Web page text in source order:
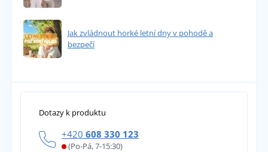
Jak zvládnout horké letní dny v pohodě a
bezpečí
Dotazy k produktu
+420 608 330 123
(Po-Pá, 7-15:30)